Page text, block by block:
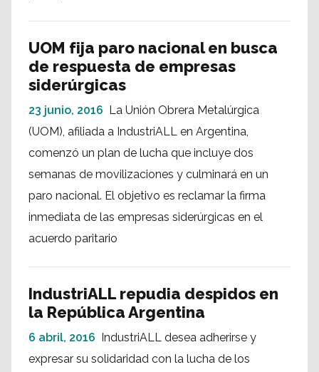
UOM fija paro nacional en busca
de respuesta de empresas
siderúrgicas
23 junio, 2016 La Unión Obrera Metalúrgica
(UOM), afiliada a IndustriALL en Argentina,
comenzó un plan de lucha que incluye dos
semanas de movilizaciones y culminará en un
paro nacional. El objetivo es reclamar la firma
inmediata de las empresas siderúrgicas en el
acuerdo paritario
IndustriALL repudia despidos en
la República Argentina
6 abril, 2016 IndustriALL desea adherirse y
expresar su solidaridad con la lucha de los